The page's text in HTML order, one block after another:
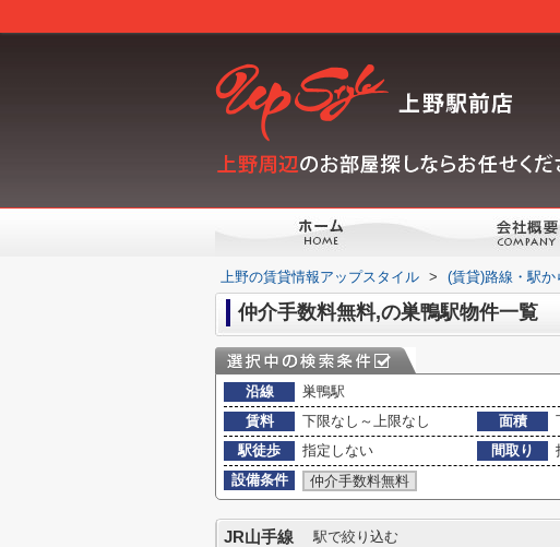
上野の賃貸情報アップスタイル > (賃貸)路線・駅か
仲介手数料無料,の巣鴨駅物件一覧
沿線
巣鴨駅
賃料
下限なし～上限なし 面積
駅徒歩
指定しない 間取り
設備条件
仲介手数料無料
JR山手線 駅で絞り込む